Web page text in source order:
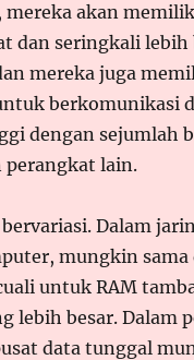
mereka akan
dan seringkali lebih
mereka juga
berkomunikasi
dengan sejumlah
perangkat lain.
Dalam
mungkin sama
untuk RAM
lebih besar. Dalam
data tunggal